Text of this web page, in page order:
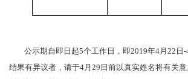
公示期自即日起5个工作日，即2019年4月22 日-
结果有异议者，请于4月 29 日前以真实姓名将有关